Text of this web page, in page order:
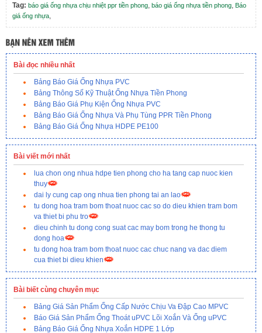
Tag: báo giá ống nhựa chịu nhiệt ppr tiền phong, báo giá ống nhựa tiền phong, Báo
giá ống nhựa,
Bài đọc nhiều nhất
Bảng Báo Giá Ống Nhựa PVC
Bảng Thông Số Kỹ Thuật Ống Nhựa Tiền Phong
Bảng Báo Giá Phụ Kiện Ống Nhựa PVC
Bảng Báo Giá Ống Nhựa Và Phụ Tùng PPR Tiền Phong
Bảng Báo Giá Ống Nhựa HDPE PE100
Bài viết mới nhất
lua chon ong nhua hdpe tien phong cho ha tang cap nuoc kien
thuy
dai ly cung cap ong nhua tien phong tai an lao
tu dong hoa tram bom thoat nuoc cac so do dieu khien tram bom
va thiet bi phu tro
dieu chinh tu dong cong suat cac may bom trong he thong tu
dong hoa
tu dong hoa tram bom thoat nuoc cac chuc nang va dac diem
cua thiet bi dieu khien
Bài biết cùng chuyên mục
Bảng Giá Sản Phẩm Ống Cấp Nước Chịu Va Đập Cao MPVC
Báo Giá Sản Phẩm Ống Thoát uPVC Lõi Xoắn Và Ống uPVC
Bảng Báo Giá Ống Nhựa Xoắn HDPE 1 Lớp